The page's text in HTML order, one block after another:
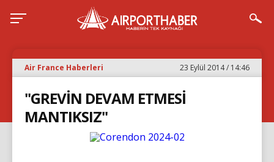
Air France Haberleri 23 Eylül 2014 / 14:46
"GREVİN DEVAM ETMESİ
MANTIKSIZ"